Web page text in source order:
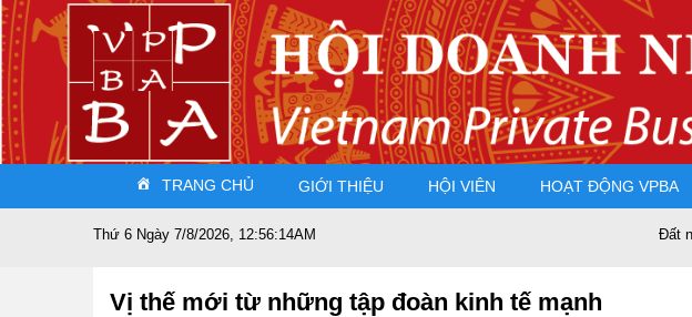
TRANG CHỦ GIỚI THIỆU HỘI VIÊN HOẠT ĐỘNG VPBA
Thứ 6 Ngày 7/8/2026, 12:56:15AM Đất nước
Vị thế mới từ những tập đoàn kinh tế mạnh